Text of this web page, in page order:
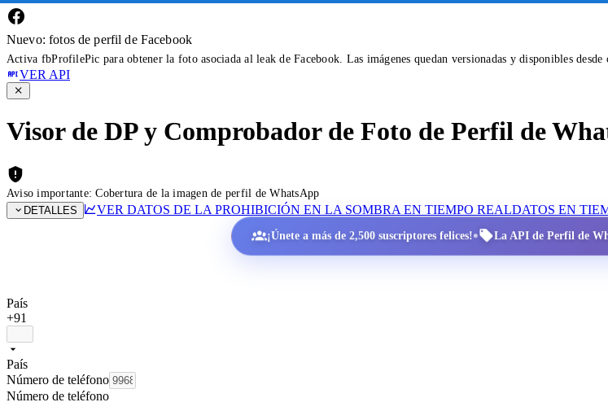
Nuevo: fotos de perfil de Facebook
Activa fbProfilePic para obtener la foto asociada al leak de Facebook. Las imágenes quedan versionadas y disponibles desde
VER API
Visor de DP y Comprobador de Foto de Perfil de
Aviso importante: Cobertura de la imagen de perfil de WhatsApp
DETALLES
VER DATOS DE LA PROHIBICIÓN EN LA SOMBRA EN TIEMPO REALDATOS EN
¡Únete a más de 2,500 suscriptores felices!• La API de Perfil de
País
+91
País
Número de teléfono
Número de teléfono